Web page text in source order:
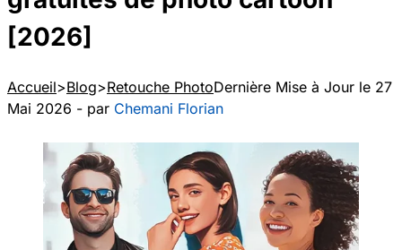
[2026]
Accueil Blog Retouche PhotoDernière Mise à Jour le 27
Mai 2026 - par Chemani Florian